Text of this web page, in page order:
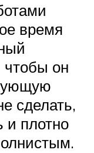
время
чтобы он
сделать,
и плотно